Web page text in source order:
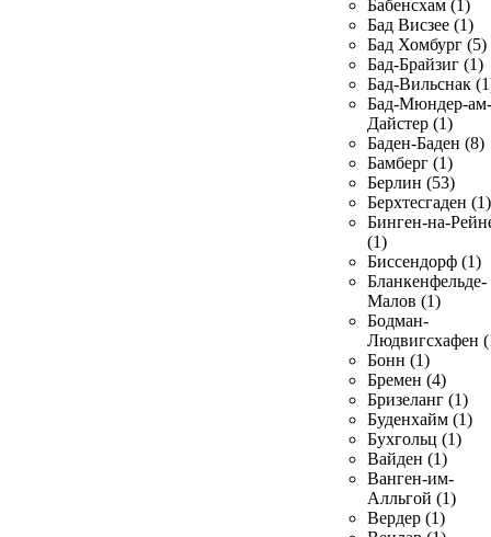
Бабенсхам (1)
Бад Висзее (1)
Бад Хомбург (5)
Бад-Брайзиг (1)
Бад-Вильснак
Бад-Мюндер-ам-
Дайстер (1)
Баден-Баден (8)
Бамберг (1)
Берлин (53)
Берхтесгаден (1)
Бинген-на-
(1)
Биссендорф (1)
Бланкенфельде-
Малов (1)
Бодман-
Людвигсхафен
Бонн (1)
Бремен (4)
Бризеланг (1)
Буденхайм (1)
Бухгольц (1)
Вайден (1)
Ванген-им-
Алльгой (1)
Вердер (1)